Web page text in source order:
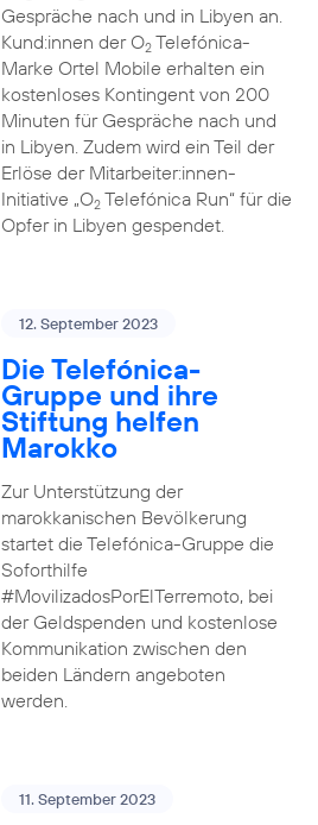
Gespräche nach und in Libyen an.
Kund:innen der O2Telefónica-
Marke Ortel Mobile erhalten ein
kostenloses Kontingent von 200
Minuten für Gespräche nach und
in Libyen. Zudem wird ein Teil der
Erlöse der Mitarbeiter:innen-
Initiative „O2Telefónica Run“ für die
Opfer in Libyen gespendet.
12. September 2023
Die Telefónica-
Gruppe und ihre
Stiftung helfen
Marokko
Zur Unterstützung der
marokkanischen Bevölkerung
startet die Telefónica-Gruppe die
Soforthilfe
#MovilizadosPorElTerremoto, bei
der Geldspenden und kostenlose
Kommunikation zwischen den
beiden Ländern angeboten
werden.
11. September 2023